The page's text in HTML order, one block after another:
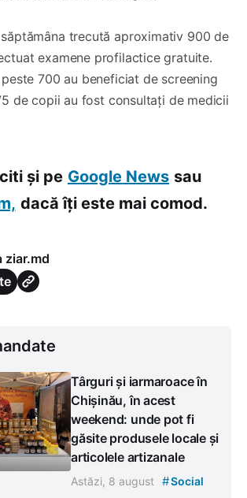
trecută aproximativ 900 de
examene profilactice gratuite.
700 au beneficiat de screening
de copii au fost consultați de medicii
și pe Google News sau
dacă îți este mai comod.
ziar.md
Târguri și iarmaroace în
Chișinău, în acest
weekend: unde pot fi
găsite produsele locale și
articolele artizanale
Astăzi, 8 august #Social